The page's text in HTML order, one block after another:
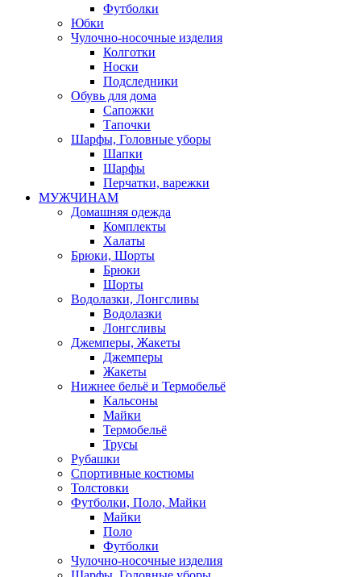
Футболки
Юбки
Чулочно-носочные изделия
Колготки
Носки
Подследники
Обувь для дома
Сапожки
Тапочки
Шарфы, Головные уборы
Шапки
Шарфы
Перчатки, варежки
МУЖЧИНАМ
Домашняя одежда
Комплекты
Халаты
Брюки, Шорты
Брюки
Шорты
Водолазки, Лонгсливы
Водолазки
Лонгсливы
Джемперы, Жакеты
Джемперы
Жакеты
Нижнее бельё и Термобельё
Кальсоны
Майки
Термобельё
Трусы
Рубашки
Спортивные костюмы
Толстовки
Футболки, Поло, Майки
Майки
Поло
Футболки
Чулочно-носочные изделия